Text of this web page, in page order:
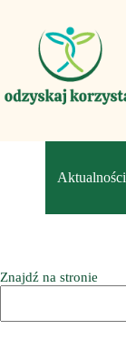
Aktualności
Znajdź na stronie